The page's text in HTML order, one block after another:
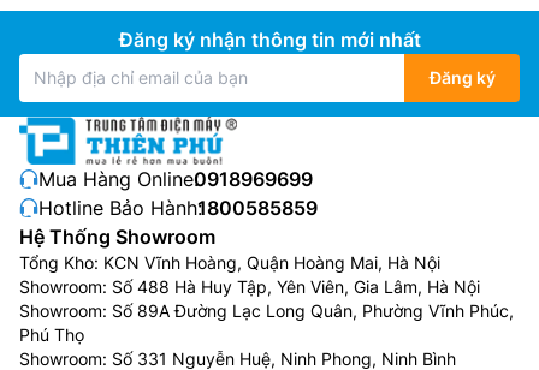
Đăng ký nhận thông tin mới nhất
Đăng ký
Mua Hàng Online:0918969699
Hotline Bảo Hành:1800585859
Hệ Thống Showroom
Tổng Kho: KCN Vĩnh Hoàng, Quận Hoàng Mai, Hà Nội
Showroom: Số 488 Hà Huy Tập, Yên Viên, Gia Lâm, Hà Nội
Showroom: Số 89A Đường Lạc Long Quân, Phường Vĩnh Phúc,
Phú Thọ
Showroom: Số 331 Nguyễn Huệ, Ninh Phong, Ninh Bình